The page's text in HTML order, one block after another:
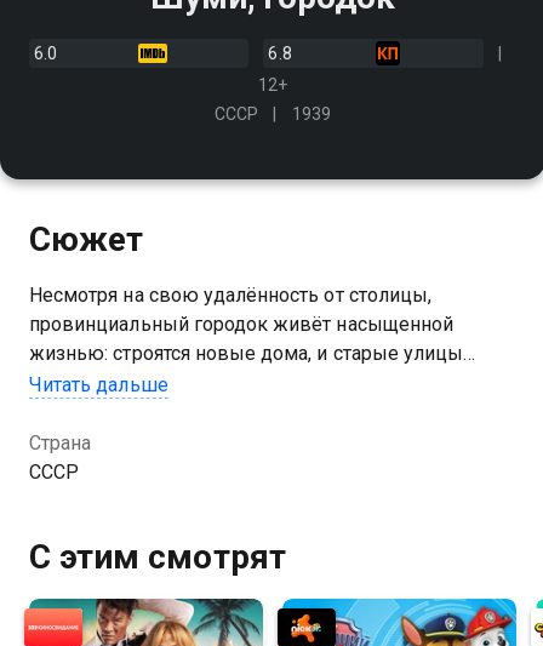
6.0
6.8
12+
СССР
1939
Сюжет
Несмотря на свою удалённость от столицы,
провинциальный городок живёт насыщенной
жизнью: строятся новые дома, и старые улицы
становятся тесными. Чтобы не ломать старинные
по примеру Москвы
Читать дальше
Страна
СССР
С этим смотрят